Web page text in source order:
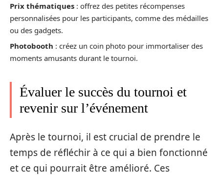
Prix thématiques : offrez des petites récompenses
personnalisées pour les participants, comme des médailles
ou des gadgets.
Photobooth : créez un coin photo pour immortaliser des
moments amusants durant le tournoi.
Évaluer le succès du tournoi et
revenir sur l’événement
Après le tournoi, il est crucial de prendre le
temps de réfléchir à ce qui a bien fonctionné
et ce qui pourrait être amélioré. Ces